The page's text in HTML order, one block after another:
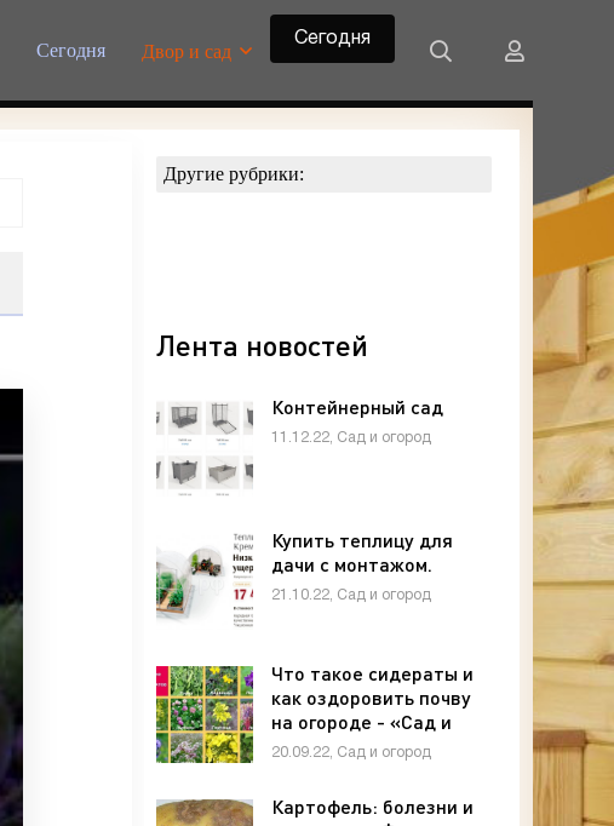
Сегодня Двор и сад
Сегодня
Другие рубрики:
Лента новостей
Контейнерный сад
11.12.22, Сад и огород
Купить теплицу для
дачи с монтажом.
21.10.22, Сад и огород
Что такое сидераты и
как оздоровить почву
на огороде - «Сад и
огород»
20.09.22, Сад и огород
Картофель: болезни и